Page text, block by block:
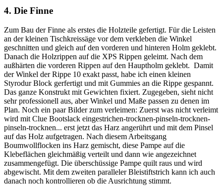
4. Die Finne
Zum Bau der Finne als erstes die Holzteile gefertigt. Für die Leisten
an der kleinen Tischkreissäge vor dem verkleben die Winkel
geschnitten und gleich auf den vorderen und hinteren Holm geklebt.
Danach die Holzrippen auf die XPS Rippen geleimt. Nach dem
außhärten die vorderen Rippen auf den Hauptholm geklebt. Damit
der Winkel der Rippe 10 exakt passt, habe ich einen kleinen
Styrodur Block gerfertigt und mit Gummies an die Rippe gespannt.
Das ganze Konstrukt mit Gewichten fixiert. Zugegeben, sieht nicht
sehr professionell aus, aber Winkel und Maße passen zu denen im
Plan. Noch ein paar Bilder zum verleimen: Zuerst was nicht verleimt
wird mit Clue Bootslack eingestrichen-trocknen-pinseln-trocknen-
pinseln-trocknen... erst jetzt das Harz angerührt und mit dem Pinsel
auf das Holz aufgetragen. Nach diesem Arbeitsgang
Boumwollflocken ins Harz gemischt, diese Pampe auf die
Klebeflächen gleichmäßig verteilt und dann wie angezeichnet
zusammengefügt. Die überschüssige Pampe quilt raus und wird
abgewischt. Mit dem zweiten paralleler Bleistiftstrich kann ich auch
danach noch kontrollieren ob die Ausrichtung stimmt.